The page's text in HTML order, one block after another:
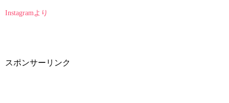
Instagramより
スポンサーリンク